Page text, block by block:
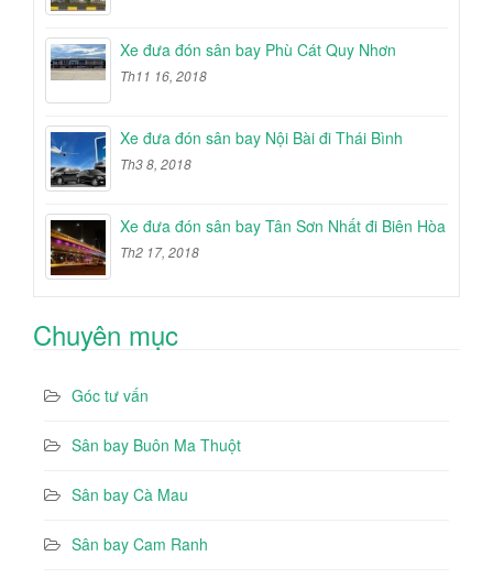
Xe đưa đón sân bay Phù Cát Quy Nhơn
Th11 16, 2018
Xe đưa đón sân bay Nội Bài đi Thái Bình
Th3 8, 2018
Xe đưa đón sân bay Tân Sơn Nhất đi Biên Hòa
Th2 17, 2018
Chuyên mục
Góc tư vấn
Sân bay Buôn Ma Thuột
Sân bay Cà Mau
Sân bay Cam Ranh